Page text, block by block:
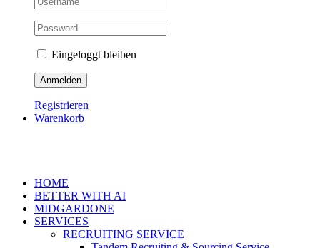
Eingeloggt bleiben
Registrieren
Warenkorb
HOME
BETTER WITH AI
MIDGARDONE
SERVICES
RECRUITING SERVICE